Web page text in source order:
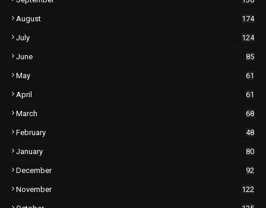
August 174
July 124
June 85
May 61
April 61
March 68
February 48
January 80
December 92
November 122